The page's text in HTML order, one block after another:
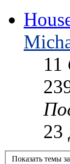
11
23
Показать темы